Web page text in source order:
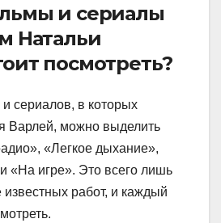
и сериалы
Натальи
посмотреть?
сериалов, в которых
Варлей, можно выделить
«Легкое дыхание»,
«На игре». Это всего лишь
известных работ, и каждый